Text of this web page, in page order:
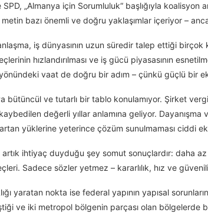
„Almanya için Sorumluluk“ başlığıyla koalisyon
metin bazı önemli ve doğru yaklaşımlar içeriyor –
iş dünyasının uzun süredir talep ettiği birçok
hızlandırılması ve iş gücü piyasasının
vaat de doğru bir adım – çünkü güçlü bir
bütüncül ve tutarlı bir tablo konulamıyor. Şirket
değerli yıllar anlamına geliyor.
yüklerine yeterince çözüm sunulmaması ciddi
artık ihtiyaç duyduğu şey somut sonuçlardır: daha
Sadece sözler yetmez – kararlılık, hız ve
yaratan nokta ise federal yapının yapısal
ve iki metropol bölgenin parçası olan bölgelerde